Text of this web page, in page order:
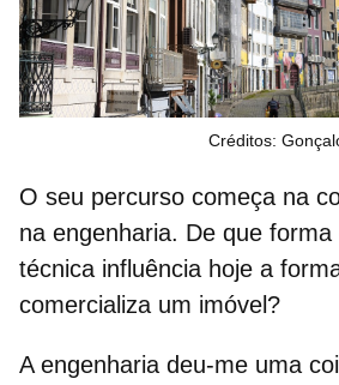
Créditos:
O seu percurso começa na
na engenharia. De que
técnica influência hoje a
comercializa um imóvel?
A engenharia deu-me uma